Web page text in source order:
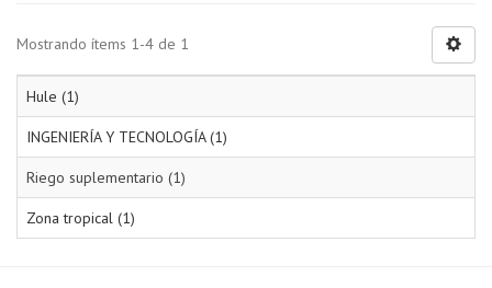
Mostrando ítems 1-4 de 1
Hule (1)
INGENIERÍA Y TECNOLOGÍA (1)
Riego suplementario (1)
Zona tropical (1)